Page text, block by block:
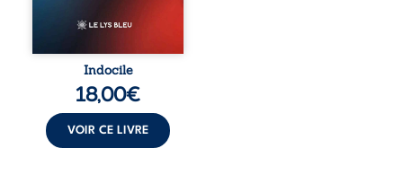
vivent trop fort,
trop vrai, trop tôt.
traversée. Une
langue nue. Une
insurrection
déclaration
d’existence pour ...
Indocile
18,00€
VOIR CE LIVRE